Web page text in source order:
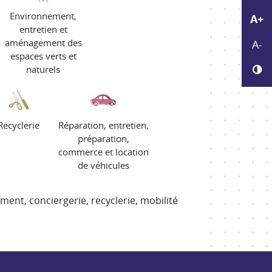
A+
A-
Environnement,
entretien et
aménagement des
espaces verts et
naturels
Réparation, entretien,
préparation,
commerce et location
de véhicules
conciergerie, recyclerie, mobilité